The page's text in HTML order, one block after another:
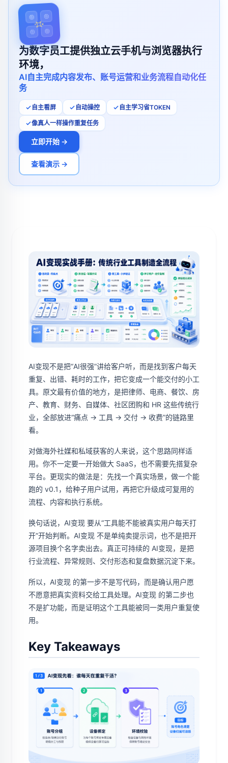
为数字员工提供独立云手机与浏览器执行
环境，
AI自主完成内容发布、账号运营和业务流程自动化任
务
自主看屏 自动操控 自主学习省TOKEN
像真人一样操作重复任务
立即开始 →
查看演示 →
AI变现不是把“AI很强”讲给客户听，而是找到客户每天
重复、出错、耗时的工作，把它变成一个能交付的小工
具。原文最有价值的地方，是把律师、电商、餐饮、房
产、教育、财务、自媒体、社区团购和 HR 这些传统行
业，全部放进“痛点 -> 工具 -> 交付 -> 收费”的链路里
看。
对做海外社媒和私域获客的人来说，这个思路同样适
用。你不一定要一开始做大 SaaS，也不需要先搭复杂
平台。更现实的做法是：先找一个真实场景，做一个能
跑的 v0.1，给种子用户试用，再把它升级成可复用的
流程、内容和执行系统。
换句话说，AI变现 要从“工具能不能被真实用户每天打
开”开始判断。AI变现 不是单纯卖提示词，也不是把开
源项目换个名字卖出去。真正可持续的 AI变现，是把
行业流程、异常规则、交付形态和复盘数据沉淀下来。
所以，AI变现 的第一步不是写代码，而是确认用户愿
不愿意把真实资料交给工具处理。AI变现 的第二步也
不是扩功能，而是证明这个工具能被同一类用户重复使
用。
Key Takeaways